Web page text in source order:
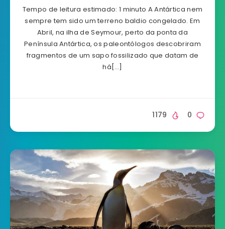
Tempo de leitura estimado: 1 minuto A Antártica nem
sempre tem sido um terreno baldio congelado. Em
Abril, na ilha de Seymour, perto da ponta da
Península Antártica, os paleontólogos descobriram
fragmentos de um sapo fossilizado que datam de
há[…]
0
1179